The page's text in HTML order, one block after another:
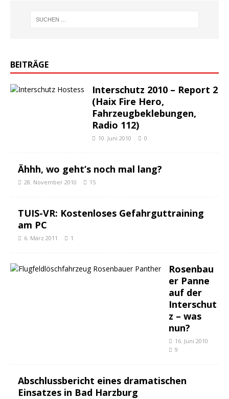
BEITRÄGE
Interschutz 2010 – Report 2
(Haix Fire Hero,
Fahrzeugbeklebungen,
Radio 112)
10. Juni 2010 0
Ähhh, wo geht’s noch mal lang?
28. November 2010 15
TUIS-VR: Kostenloses Gefahrguttraining
am PC
6. März 2011 1
Rosenbau
er Panne
auf der
Interschut
z – was
nun?
16. Juni 2010
9
Abschlussbericht eines dramatischen
Einsatzes in Bad Harzburg